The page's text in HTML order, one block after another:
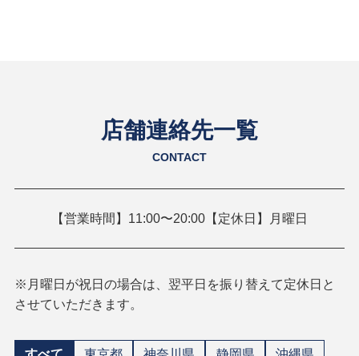
店舗連絡先一覧
CONTACT
【営業時間】11:00〜20:00【定休日】月曜日
※月曜日が祝日の場合は、翌平日を振り替えて定休日と
させていただきます。